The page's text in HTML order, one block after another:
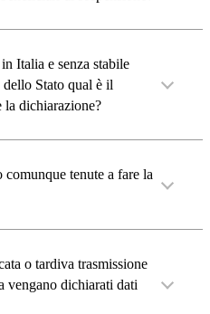
Italia e senza stabile
Stato qual è il
la dichiarazione?
tenute a fare la
o tardiva trasmissione
vengano dichiarati dati